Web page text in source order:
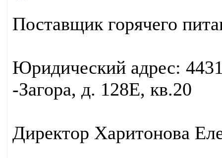
Поставщик горячего
Юридический адрес:
-Загора, д. 128Е, кв.20
Директор Харитонова